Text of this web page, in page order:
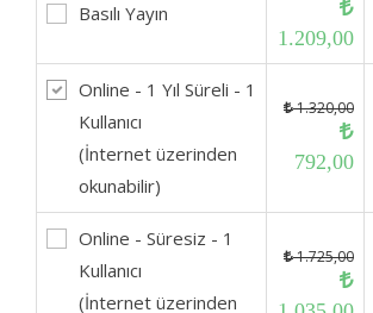
Basılı Yayın
1.209,00
Online - 1 Yıl Süreli - 1
Kullanıcı
(İnternet üzerinden
okunabilir)
1.320,00
792,00
Online - Süresiz - 1
Kullanıcı
(İnternet üzerinden
1.725,00